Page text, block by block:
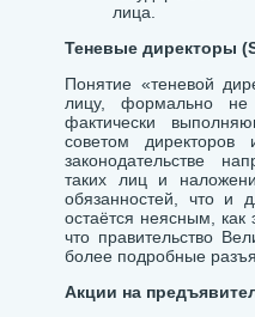
лица.
Теневые директоры (
Понятие «теневой
лицу, формально
фактически
советом
законодательстве
таких лиц и
обязанностей, что и
остаётся неясным, как
что правительство
более подробные
Акции на